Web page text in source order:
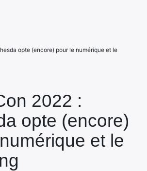
2022 :
opte (encore)
et le
opte (encore) pour le numérique et le